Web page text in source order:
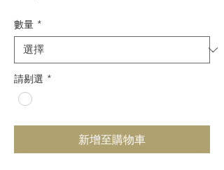
數量 *
請剔選 *
新增至購物車